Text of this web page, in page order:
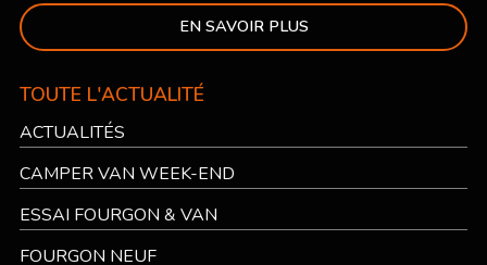
EN SAVOIR PLUS
TOUTE L'ACTUALITÉ
ACTUALITÉS
CAMPER VAN WEEK-END
ESSAI FOURGON & VAN
FOURGON NEUF